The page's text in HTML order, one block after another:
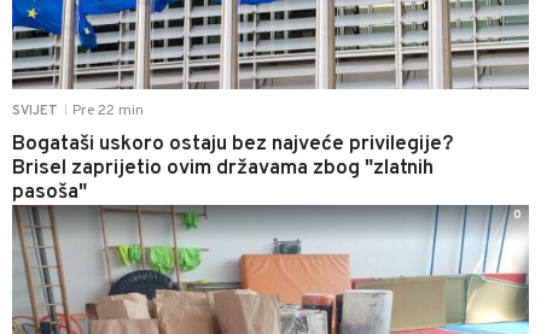
SVIJET Pre 22 min
Bogataši uskoro ostaju bez najveće privilegije?
Brisel zaprijetio ovim državama zbog "zlatnih
pasoša"
0